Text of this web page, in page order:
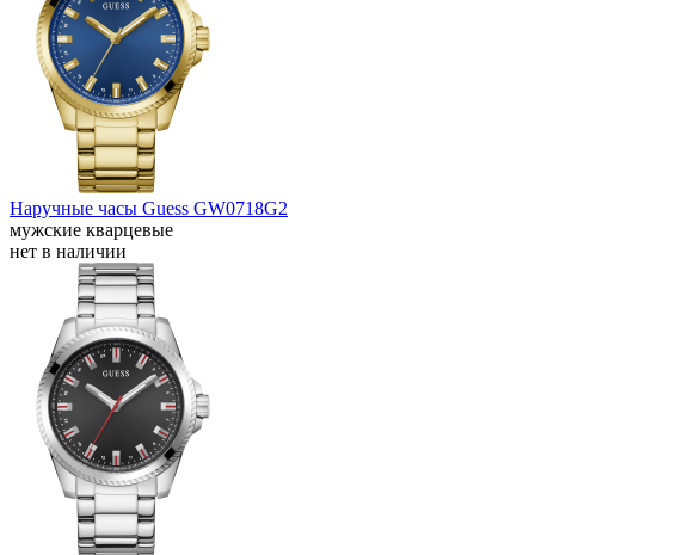
Наручные часы Guess GW0718G2
мужские кварцевые
нет в наличии